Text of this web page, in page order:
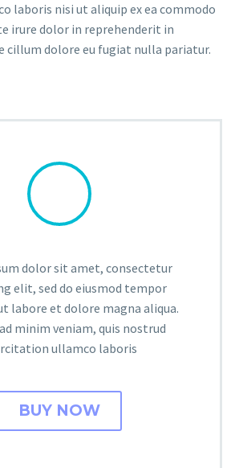
laboris nisi ut aliquip ex ea commodo
irure dolor in reprehenderit in
cillum dolore eu fugiat nulla pariatur.
dolor sit amet, consectetur
elit, sed do eiusmod tempor
labore et dolore magna aliqua.
minim veniam, quis nostrud
ullamco laboris
BUY NOW